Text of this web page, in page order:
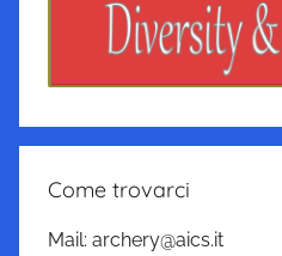
Come trovarci
Mail: archery@aics.it